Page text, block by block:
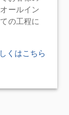
ールイン
の工程に
くはこちら